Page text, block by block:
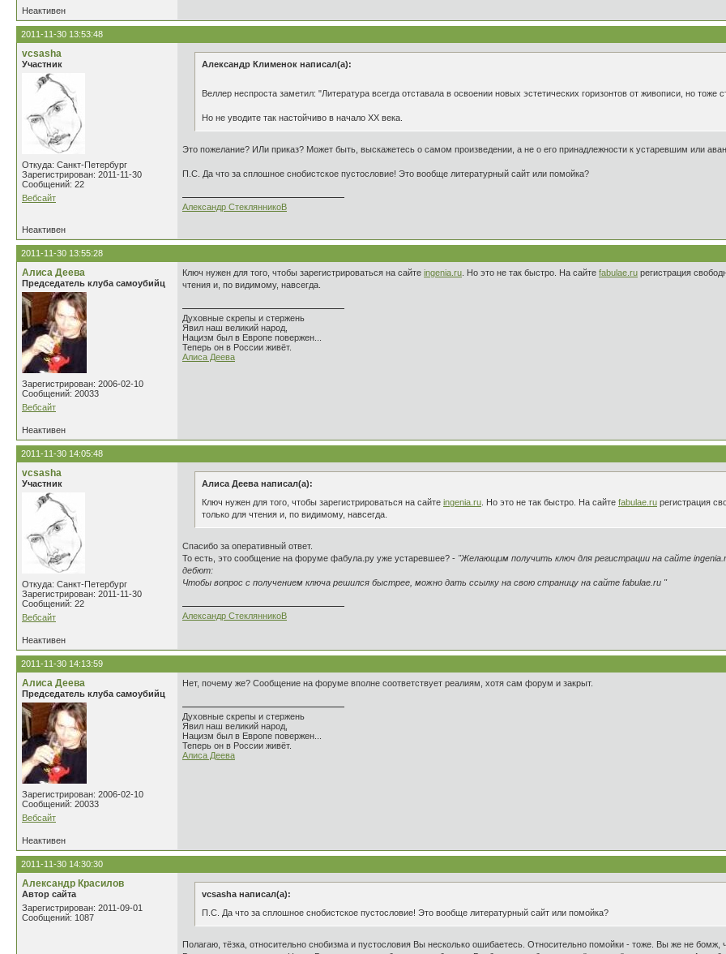
Неактивен
2011-11-30 13:53:48
vcsasha
Участник
Откуда: Санкт-Петербург
Зарегистрирован: 2011-11-30
Сообщений: 22
Вебсайт
Александр Клименок написал(а):
Веллер неспроста заметил: "Литература всегда отставала в освоении новых эстетических горизонтов от живописи, но тоже
Но не уводите так настойчиво в начало XX века.
Это пожелание? ИЛи приказ? Может быть, выскажетесь о самом произведении, а не о его принадлежности к устаревшим или
П.С. Да что за сплошное снобистское пустословие! Это вообще литературный сайт или помойка?
Александр СтеклянникоВ
Неактивен
2011-11-30 13:55:28
Алиса Деева
Председатель клуба самоубийц
Зарегистрирован: 2006-02-10
Сообщений: 20033
Вебсайт
Ключ нужен для того, чтобы зарегистрироваться на сайте ingenia.ru . Но это не так быстро. На сайте fabulae.ru регистрация
чтения и, по видимому, навсегда.
Духовные скрепы и стержень
Явил наш великий народ,
Нацизм был в Европе повержен...
Теперь он в России живёт.
Алиса Деева
Неактивен
2011-11-30 14:05:48
vcsasha
Участник
Откуда: Санкт-Петербург
Зарегистрирован: 2011-11-30
Сообщений: 22
Вебсайт
Алиса Деева написал(а):
Ключ нужен для того, чтобы зарегистрироваться на сайте ingenia.ru . Но это не так быстро. На сайте fabulae.ru регистрация
только для чтения и, по видимому, навсегда.
Спасибо за оперативный ответ.
То есть, это сообщение на форуме фабула.ру уже устаревшее? - "Желающим получить ключ для регистрации на сайте
дебют:
Чтобы вопрос с получением ключа решился быстрее, можно дать ссылку на свою страницу на сайте fabulae.ru "
Александр СтеклянникоВ
Неактивен
2011-11-30 14:13:59
Алиса Деева
Председатель клуба самоубийц
Зарегистрирован: 2006-02-10
Сообщений: 20033
Вебсайт
Нет, почему же? Сообщение на форуме вполне соответствует реалиям, хотя сам форум и закрыт.
Духовные скрепы и стержень
Явил наш великий народ,
Нацизм был в Европе повержен...
Теперь он в России живёт.
Алиса Деева
Неактивен
2011-11-30 14:30:30
Александр Красилов
Автор сайта
Зарегистрирован: 2011-09-01
Сообщений: 1087
vcsasha написал(а):
П.С. Да что за сплошное снобистское пустословие! Это вообще литературный сайт или помойка?
Полагаю, тёзка, относительно снобизма и пустословия Вы несколько ошибаетесь. Относительно помойки - тоже. Вы же не